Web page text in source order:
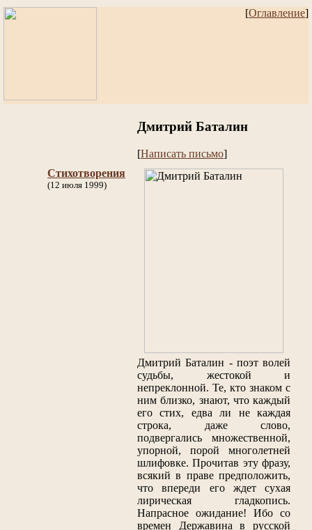
[Оглавление]
Дмитрий Баталин
[Написать письмо]
Стихотворения
(12 июля 1999)
Дмитрий Баталин - поэт волей
судьбы, жестокой и
непреклонной. Те, кто знаком с
ним близко, знают, что каждый
его стих, едва ли не каждая
строка, даже слово,
подвергались множественной,
упорной, порой многолетней
шлифовке. Прочитав эту фразу,
всякий в праве предположить,
что впереди его ждет сухая
лирическая гладкопись.
Напрасное ожидание! Ибо со
времен Державина в русской